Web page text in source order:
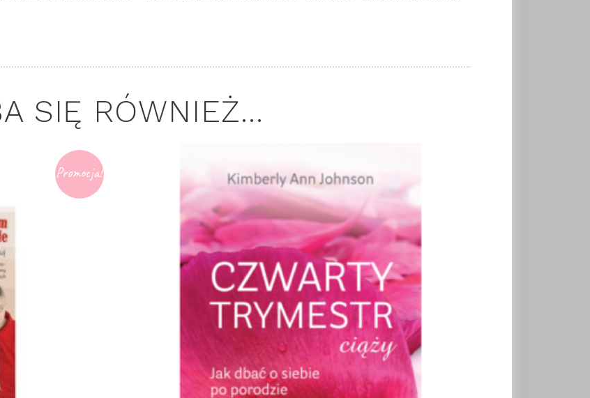
SIĘ RÓWNIEŻ…
Promocja!